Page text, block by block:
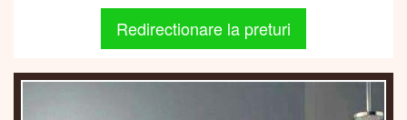
Redirectionare la preturi